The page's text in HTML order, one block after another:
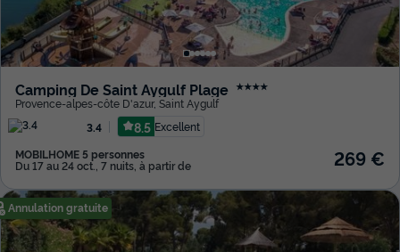
Camping De Saint Aygulf Plage ★★★★
Provence-alpes-côte D'azur, Saint Aygulf
3.4
8.5 Excellent
MOBILHOME 5 personnes
Du 17 au 24 oct., 7 nuits, à partir de 269 €
Annulation gratuite